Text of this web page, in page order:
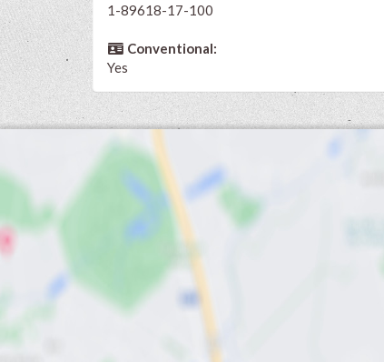
1-89618-17-100
Conventional:
Yes